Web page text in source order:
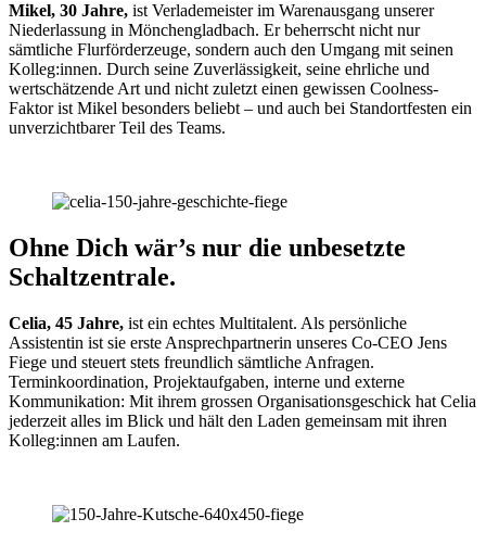
Mikel, 30 Jahre, ist Verlademeister im Warenausgang unserer
Niederlassung in Mönchengladbach. Er beherrscht nicht nur
sämtliche Flurförderzeuge, sondern auch den Umgang mit seinen
Kolleg:innen. Durch seine Zuverlässigkeit, seine ehrliche und
wertschätzende Art und nicht zuletzt einen gewissen Coolness-
Faktor ist Mikel besonders beliebt – und auch bei Standortfesten ein
unverzichtbarer Teil des Teams.
Ohne Dich wär’s nur die unbesetzte
Schaltzentrale.
Celia, 45 Jahre, ist ein echtes Multitalent. Als persönliche
Assistentin ist sie erste Ansprechpartnerin unseres Co-CEO Jens
Fiege und steuert stets freundlich sämtliche Anfragen.
Terminkoordination, Projektaufgaben, interne und externe
Kommunikation: Mit ihrem grossen Organisationsgeschick hat Celia
jederzeit alles im Blick und hält den Laden gemeinsam mit ihren
Kolleg:innen am Laufen.